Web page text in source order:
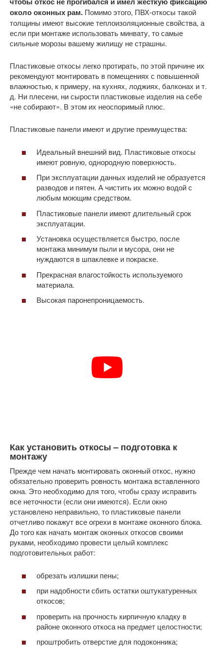
около оконных рам. Помимо этого, ПВХ-откосы такой
толщины имеют высокие теплоизоляционные свойства, а
если при монтаже использовать минвату, то самые
сильные морозы вашему жилищу не страшны.
Пластиковые откосы легко протирать, по этой причине их
рекомендуют монтировать в помещениях с повышенной
влажностью, к примеру, на кухнях, лоджиях, балконах и т.
д. Ни плесени, ни сырости пластиковые изделия на себе
«не собирают». В этом их неоспоримый плюс.
Пластиковые панели имеют и другие преимущества:
Идеальный внешний вид. Пластиковые откосы
имеют ровную, однородную поверхность.
При эксплуатации данных изделий не образуется
разводов и пятен. А чистить их можно водой с
любым моющим средством.
Пластиковые панели имеют длительный срок
эксплуатации.
Установка осуществляется быстро, после
монтажа минимум пыли и мусора, они не
нуждаются в шпаклевке и покраске.
Прекрасная влагостойкость используемого
материала.
Высокая паронепроницаемость.
Как установить откосы – подготовка к
монтажу
Прежде чем начать монтировать оконный откос, нужно
обязательно проверить ровность монтажа вставленного
окна. Это необходимо для того, чтобы сразу исправить
все неточности (если они имеются). Если окно
установлено неправильно, то пластиковые панели
отчетливо покажут все огрехи в монтаже оконного блока.
До того как начать монтаж оконных откосов своими
руками, необходимо провести целый комплекс
подготовительных работ:
обрезать излишки пены;
при надобности сбить остатки оштукатуренных
откосов;
проверить на прочность кирпичную кладку в
районе оконного откоса на предмет целостности;
проштробить отверстие для подоконника;